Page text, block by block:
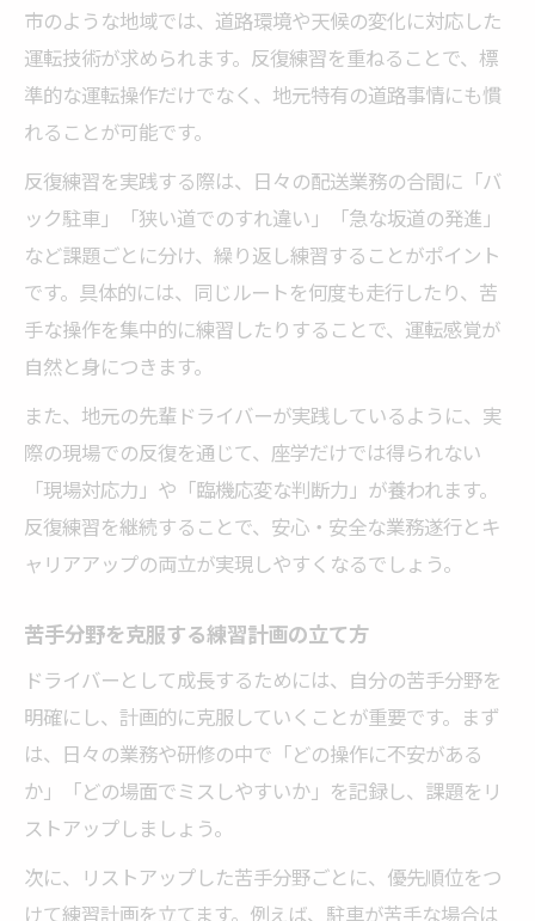
市のような地域では、道路環境や天候の変化に対応した
運転技術が求められます。反復練習を重ねることで、標
準的な運転操作だけでなく、地元特有の道路事情にも慣
れることが可能です。
反復練習を実践する際は、日々の配送業務の合間に「バ
ック駐車」「狭い道でのすれ違い」「急な坂道の発進」
など課題ごとに分け、繰り返し練習することがポイント
です。具体的には、同じルートを何度も走行したり、苦
手な操作を集中的に練習したりすることで、運転感覚が
自然と身につきます。
また、地元の先輩ドライバーが実践しているように、実
際の現場での反復を通じて、座学だけでは得られない
「現場対応力」や「臨機応変な判断力」が養われます。
反復練習を継続することで、安心・安全な業務遂行とキ
ャリアアップの両立が実現しやすくなるでしょう。
苦手分野を克服する練習計画の立て方
ドライバーとして成長するためには、自分の苦手分野を
明確にし、計画的に克服していくことが重要です。まず
は、日々の業務や研修の中で「どの操作に不安がある
か」「どの場面でミスしやすいか」を記録し、課題をリ
ストアップしましょう。
次に、リストアップした苦手分野ごとに、優先順位をつ
けて練習計画を立てます。例えば、駐車が苦手な場合は